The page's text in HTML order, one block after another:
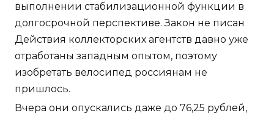
выполнении стабилизационной функции в
долгосрочной перспективе. Закон не писан
Действия коллекторских агентств давно уже
отработаны западным опытом, поэтому
изобретать велосипед россиянам не
пришлось.
Вчера они опускались даже до 76,25 рублей,